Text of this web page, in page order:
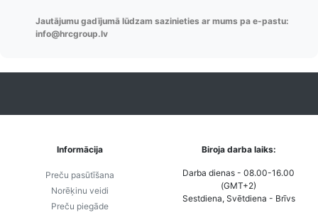
Jautājumu gadījumā lūdzam sazinieties ar mums pa e-pastu:
info@hrcgroup.lv
Informācija
Preču pasūtīšana
Norēķinu veidi
Preču piegāde
Biroja darba laiks:
Darba dienas - 08.00-16.00
(GMT+2)
Sestdiena, Svētdiena - Brīvs